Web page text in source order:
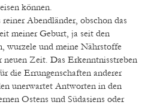
können.
Abendländer, obschon das
meiner Geburt, ja seit den
wurzele und meine Nährstoffe
neuen Zeit. Das Erkenntnisstreben
die Errungenschaften anderer
unerwartet Antworten in den
Ostens und Südasiens oder